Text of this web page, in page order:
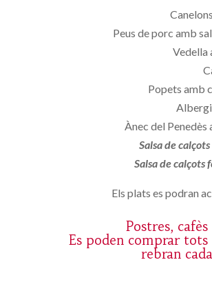
Peus de porc amb
Vedella
Popets amb
Ànec del
Salsa de
Salsa de calçots
Els plats es podran
Postres,
Es poden comprar
rebran